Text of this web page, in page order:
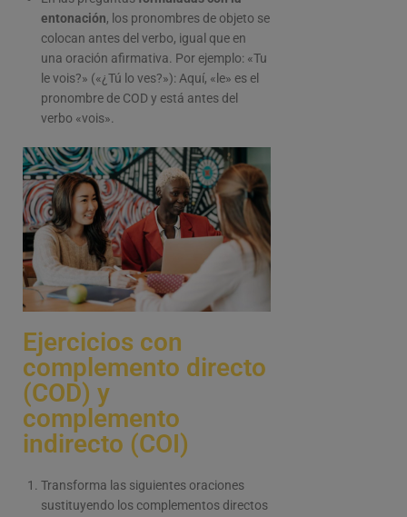
entonación, los pronombres de objeto se
colocan antes del verbo, igual que en
una oración afirmativa. Por ejemplo: «Tu
le vois?» («¿Tú lo ves?»): Aquí, «le» es el
pronombre de COD y está antes del
verbo «vois».
Ejercicios con
complemento directo
(COD) y
complemento
indirecto (COI)
Transforma las siguientes oraciones
sustituyendo los complementos directos